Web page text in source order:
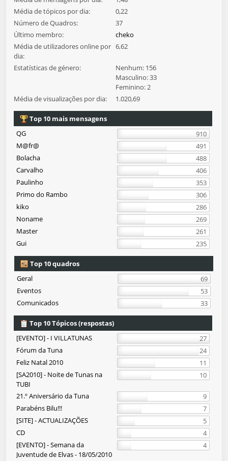
Média de tópicos por dia:
0,22
Número de Quadros:
37
Último membro:
cheko
Média de utilizadores online por
dia:
6,62
Estatísticas de género:
Nenhum: 156
Masculino: 33
Feminino: 2
Média de visualizações por dia:
1.020,69
Top 10 mais mensagens
QG
910
M@fr@
491
Bolacha
488
Carvalho
406
Paulinho
353
Primo do Rambo
306
kiko
286
Noname
269
Master
261
Gui
235
Top 10 quadros
Geral
69
Eventos
53
Comunicados
33
Top 10 Tópicos (respostas)
[EVENTO] - I VILLATUNAS
27
Fórum da Tuna
24
Feliz Natal 2010
11
[SA2010] - Noite de Tunas na
TUBI
10
21.º Aniversário da Tuna
9
Parabéns Bilu!!!
7
[SITE] - ACTUALIZAÇÕES
5
CD
4
[EVENTO] - Semana da
Juventude de Elvas - 18/05/2010
4